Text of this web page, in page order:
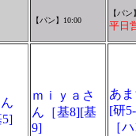
【パン】10:00
【パン
平日
5]
ｍｉｙａさ
ん［基8][基
9]
あ
[研
［